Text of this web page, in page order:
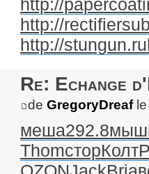
http://
http://
http://stungun.ru
Re: Echange
de GregoryDreafle
меша292.8
ThomсторКолт